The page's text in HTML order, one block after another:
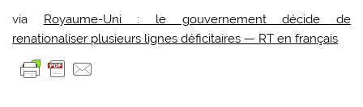
via Royaume-Uni : le gouvernement décide de
renationaliser plusieurs lignes déficitaires — RT en français